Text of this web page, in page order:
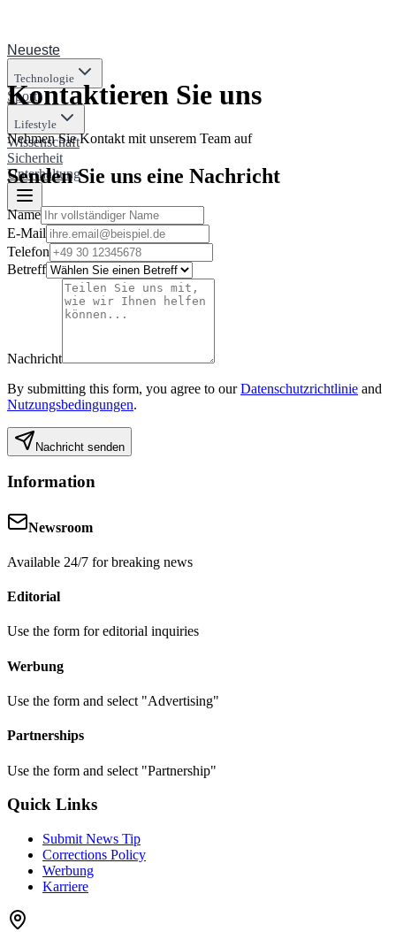
Neueste
Technologie
Sport
Lifestyle
Wissenschaft
Sicherheit
Unterhaltung
Kontaktieren Sie uns
Nehmen Sie Kontakt mit unserem Team auf
Senden Sie uns eine Nachricht
Name
E-Mail
Telefon
Betreff
Nachricht
By submitting this form, you agree to our Datenschutzrichtlinie and
Nutzungsbedingungen.
Nachricht senden
Information
Newsroom
Available 24/7 for breaking news
Editorial
Use the form for editorial inquiries
Werbung
Use the form and select "Advertising"
Partnerships
Use the form and select "Partnership"
Quick Links
Submit News Tip
Corrections Policy
Werbung
Karriere